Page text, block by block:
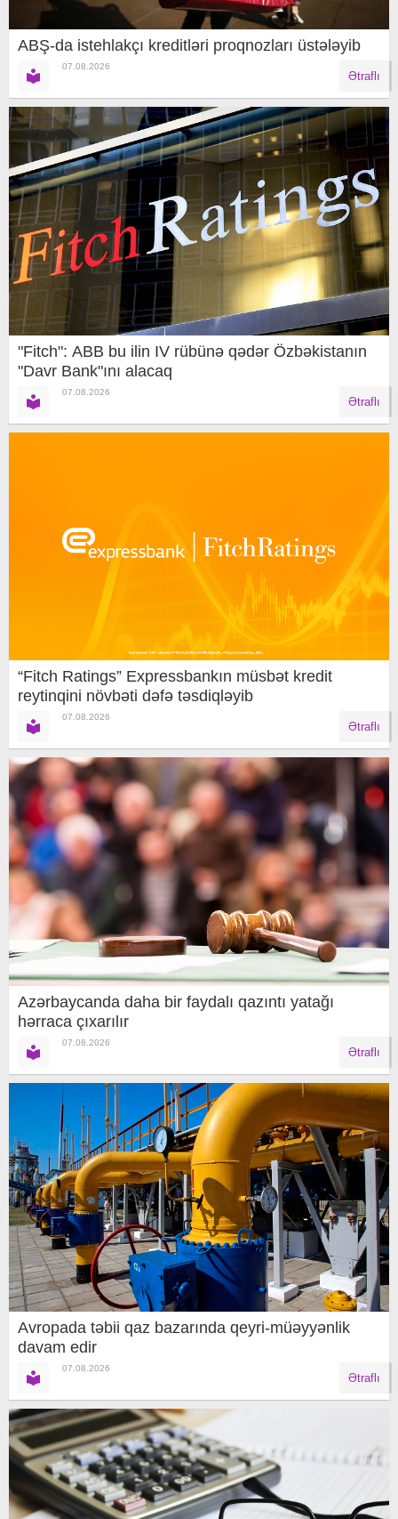
ABŞ-da istehlakçı kreditləri proqnozları üstələyib
07.08.2026
Ətraflı
"Fitch": ABB bu ilin IV rübünə qədər Özbəkistanın
"Davr Bank"ını alacaq
07.08.2026
Ətraflı
“Fitch Ratings” Expressbankın müsbət kredit
reytinqini növbəti dəfə təsdiqləyib
07.08.2026
Ətraflı
Azərbaycanda daha bir faydalı qazıntı yatağı
hərraca çıxarılır
07.08.2026
Ətraflı
Avropada təbii qaz bazarında qeyri-müəyyənlik
davam edir
07.08.2026
Ətraflı